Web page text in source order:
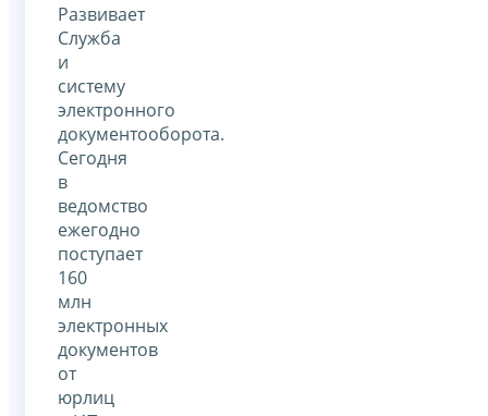
Развивает
Служба
и
систему
электронного
документооборота.
Сегодня
в
ведомство
ежегодно
поступает
160
млн
электронных
документов
от
юрлиц